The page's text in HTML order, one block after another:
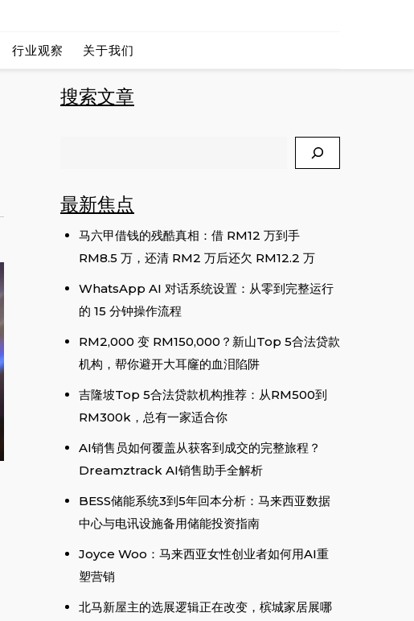
行业观察 关于我们
搜索文章
最新焦点
马六甲借钱的残酷真相：借 RM12 万到手
RM8.5 万，还清 RM2 万后还欠 RM12.2 万
WhatsApp AI 对话系统设置：从零到完整运行
的 15 分钟操作流程
RM2,000 变 RM150,000？新山Top 5合法贷款
机构，帮你避开大耳窿的血泪陷阱
吉隆坡Top 5合法贷款机构推荐：从RM500到
RM300k，总有一家适合你
AI销售员如何覆盖从获客到成交的完整旅程？
Dreamztrack AI销售助手全解析
BESS储能系统3到5年回本分析：马来西亚数据
中心与电讯设施备用储能投资指南
Joyce Woo：马来西亚女性创业者如何用AI重
塑营销
北马新屋主的选展逻辑正在改变，槟城家居展哪